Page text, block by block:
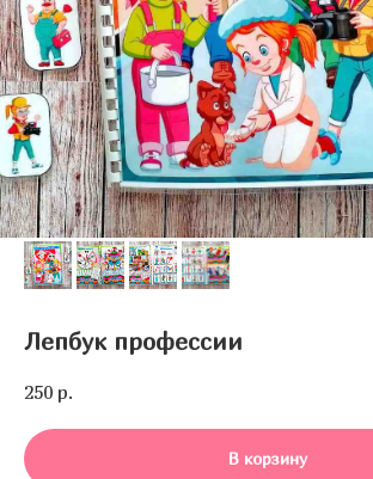
Лепбук профессии
250 р.
В корзину